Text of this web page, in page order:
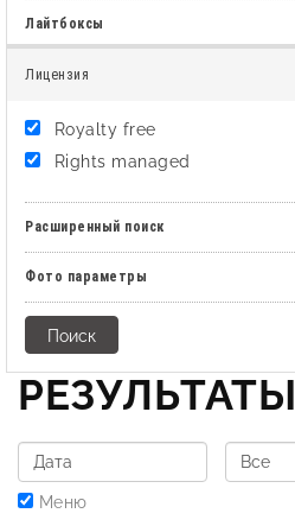
Лайтбоксы
Лицензия
Royalty free
Rights managed
Расширенный поиск
Фото параметры
РЕЗУЛЬТАТЫ
Меню